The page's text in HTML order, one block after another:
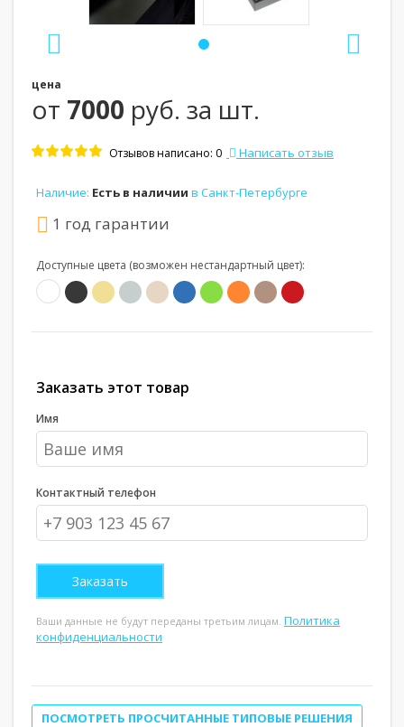
цена
от 7000 руб. за шт.
Отзывов написано: 0 Написать отзыв
Наличие: Есть в наличии в Санкт-Петербурге
1 год гарантии
Доступные цвета (возможен нестандартный цвет):
Заказать этот товар
Имя
Контактный телефон
Ваши данные не будут переданы третьим лицам. Политика
конфиденциальности
ПОСМОТРЕТЬ ПРОСЧИТАННЫЕ ТИПОВЫЕ РЕШЕНИЯ